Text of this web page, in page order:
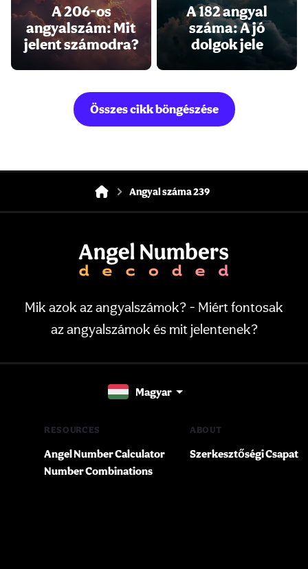
A 206-os
angyalszám: Mit
jelent számodra?
A 182 angyal
száma: A jó
dolgok jele
Összes cikk böngészése
Angyal száma 239
Mik azok az angyalszámok? - Miért fontosak
az angyalszámok és mit jelentenek?
Magyar
RESOURCES
Angel Number Calculator
Number Combinations
ABOUT
Szerkesztőségi Csapat